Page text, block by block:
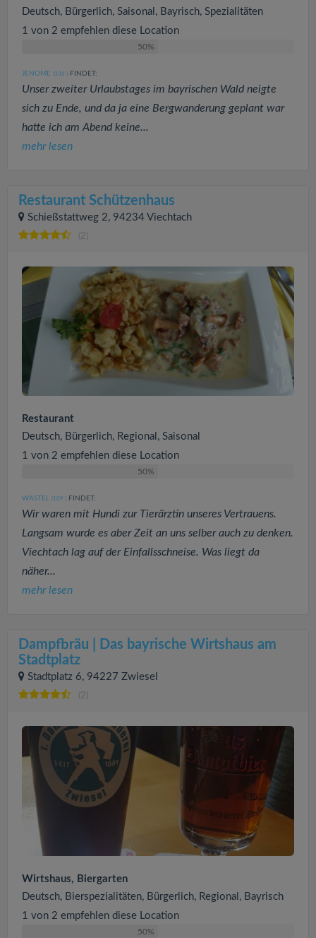
Deutsch, Bürgerlich, Saisonal, Bayrisch, Spezialitäten
1 von 2 empfehlen diese Location
50%
JENOME (336 ) FINDET:
Unser zweiter Urlaubstages im bayrischen Wald neigte
sich zu Ende, und da ja eine Bergwanderung geplant war
hatte ich am Abend keine...
mehr lesen
Restaurant Schützenhaus
Schießstattweg 2, 94234 Viechtach
(2)
Restaurant
Deutsch, Bürgerlich, Regional, Saisonal
1 von 2 empfehlen diese Location
50%
WASTEL (109 ) FINDET:
Wir waren mit Hundi zur Tierärztin unseres Vertrauens.
Langsam wurde es aber Zeit an uns selber auch zu denken.
Viechtach lag auf der Einfallsschneise. Was liegt da
näher...
mehr lesen
Dampfbräu | Das bayrische Wirtshaus am
Stadtplatz
Stadtplatz 6, 94227 Zwiesel
(2)
Wirtshaus, Biergarten
Deutsch, Bierspezialitäten, Bürgerlich, Regional, Bayrisch
1 von 2 empfehlen diese Location
50%